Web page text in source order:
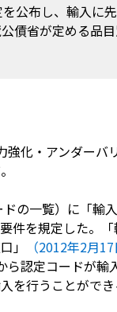
公布し、輸入に
債省が定める品
化・アンダーバ
の一覧）に「輸
件を規定した。「
」
（2012年2月
ら認定コードが輸
を行うことができ